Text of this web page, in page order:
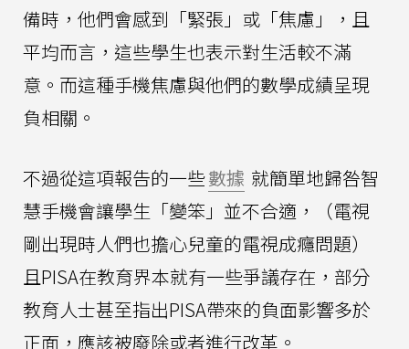
備時，他們會感到「緊張」或「焦慮」，且
平均而言，這些學生也表示對生活較不滿
意。而這種手機焦慮與他們的數學成績呈現
負相關。
不過從這項報告的一些數據 就簡單地歸咎智
慧手機會讓學生「變笨」並不合適，（電視
剛出現時人們也擔心兒童的電視成癮問題）
且PISA在教育界本就有一些爭議存在，部分
教育人士甚至指出PISA帶來的負面影響多於
正面，應該被廢除或者進行改革。